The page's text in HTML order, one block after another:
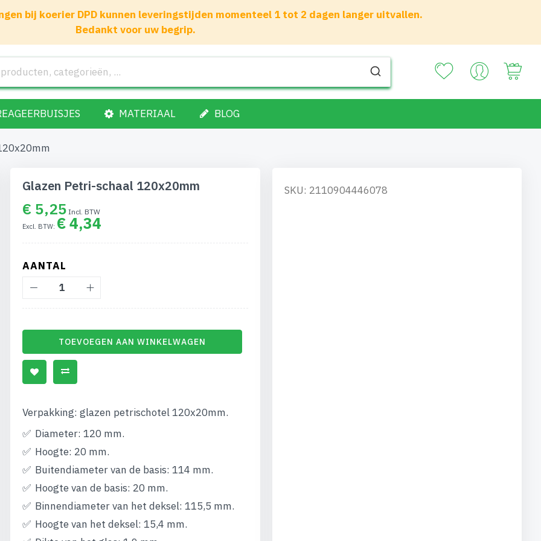
bij koerier DPD kunnen leveringstijden momenteel 1 tot 2 dagen langer uitvallen.
Bedankt voor uw begrip.
MATERIAAL BLOG
Glazen Petri-schaal 120x20mm
€ 5,25
€ 4,34
AANTAL
TOEVOEGEN AAN WINKELWAGEN
Verpakking: glazen petrischotel 120x20mm.
Diameter: 120 mm.
Hoogte: 20 mm.
Buitendiameter van de basis: 114 mm.
Hoogte van de basis: 20 mm.
Binnendiameter van het deksel: 115,5 mm.
Hoogte van het deksel: 15,4 mm.
SKU: 2110904446078